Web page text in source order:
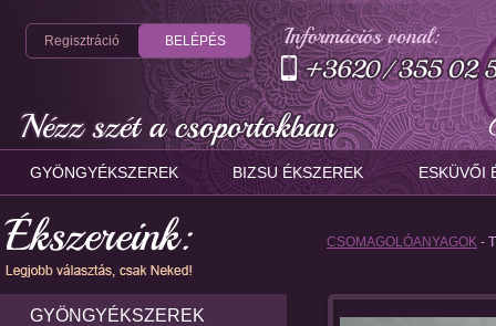
Regisztráció BELÉPÉS
GYÖNGYÉKSZEREK BIZSU ÉKSZEREK ESKÜVŐI
GYÖNGYÉKSZEREK
CSOMAGOLÓANYAGOK -